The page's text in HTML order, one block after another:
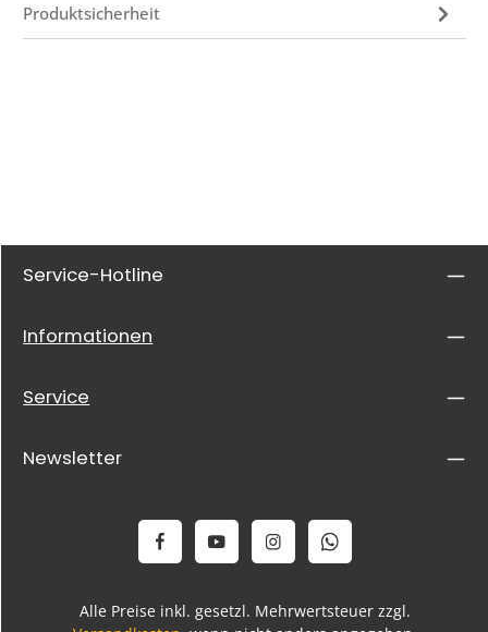
Produktsicherheit
Service-Hotline
Informationen
Service
Newsletter
Alle Preise inkl. gesetzl. Mehrwertsteuer zzgl.